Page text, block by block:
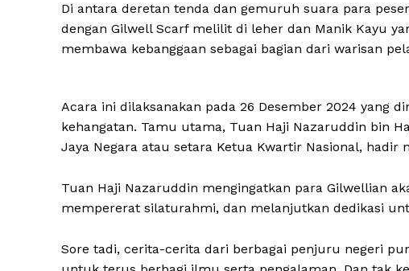
Di antara deretan tenda dan gemuruh suara para
dengan Gilwell Scarf melilit di leher dan Manik Kayu
membawa kebanggaan sebagai bagian dari warisan
Acara ini dilaksanakan pada 26 Desember 2024 yang
kehangatan. Tamu utama, Tuan Haji Nazaruddin bin
Jaya Negara atau setara Ketua Kwartir Nasional, hadir
Tuan Haji Nazaruddin mengingatkan para Gilwellian
mempererat silaturahmi, dan melanjutkan dedikasi
Sore tadi, cerita-cerita dari berbagai penjuru negeri